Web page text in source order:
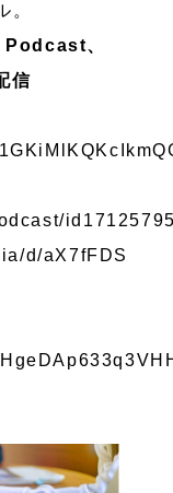
。
、
信
d/aX7fFDS